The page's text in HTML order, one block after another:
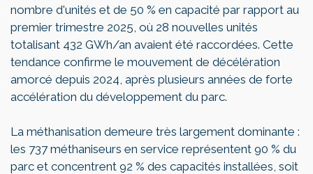
nombre d'unités et de 50 % en capacité par rapport au
premier trimestre 2025, où 28 nouvelles unités
totalisant 432 GWh/an avaient été raccordées. Cette
tendance confirme le mouvement de décélération
amorcé depuis 2024, après plusieurs années de forte
accélération du développement du parc.
La méthanisation demeure très largement dominante :
les 737 méthaniseurs en service représentent 90 % du
parc et concentrent 92 % des capacités installées, soit